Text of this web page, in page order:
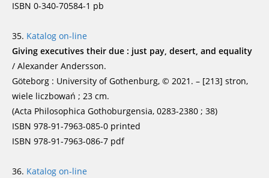
ISBN 0-340-70584-1 pb
35. Katalog on-line
Giving executives their due : just pay, desert, and equality
/ Alexander Andersson.
Göteborg : University of Gothenburg, © 2021. – [213] stron,
wiele liczbowań ; 23 cm.
(Acta Philosophica Gothoburgensia, 0283-2380 ; 38)
ISBN 978-91-7963-085-0 printed
ISBN 978-91-7963-086-7 pdf
36. Katalog on-line